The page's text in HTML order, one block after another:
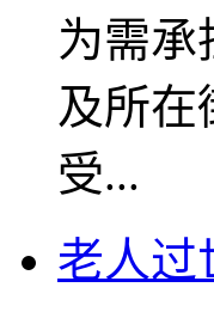
为需承
及所在
受...
老人过